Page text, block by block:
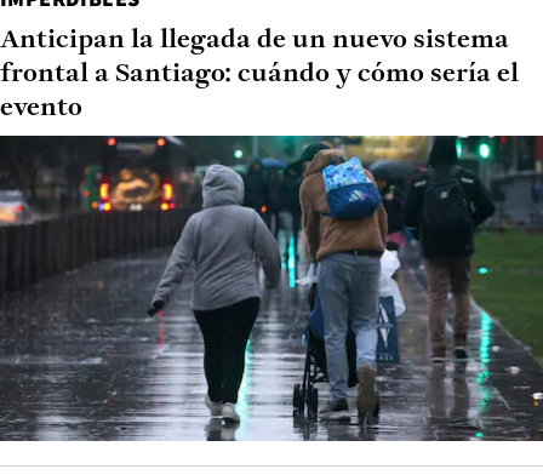
Anticipan la llegada de un nuevo sistema
frontal a Santiago: cuándo y cómo sería el
evento